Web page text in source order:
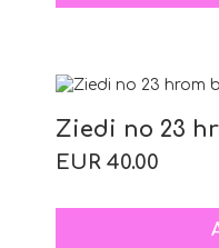
Ziedi no 23
EUR 40.00